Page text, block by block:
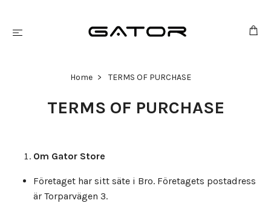
Home TERMS OF PURCHASE
TERMS OF PURCHASE
Om Gator Store
Företaget har sitt säte i Bro. Företagets postadress
är Torparvägen 3.